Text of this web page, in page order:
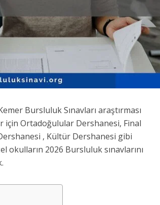
Bursluluk Sınavları araştırması
için Ortadoğulular Dershanesi, Final
, Kültür Dershanesi gibi
2026 Bursluluk sınavlarını